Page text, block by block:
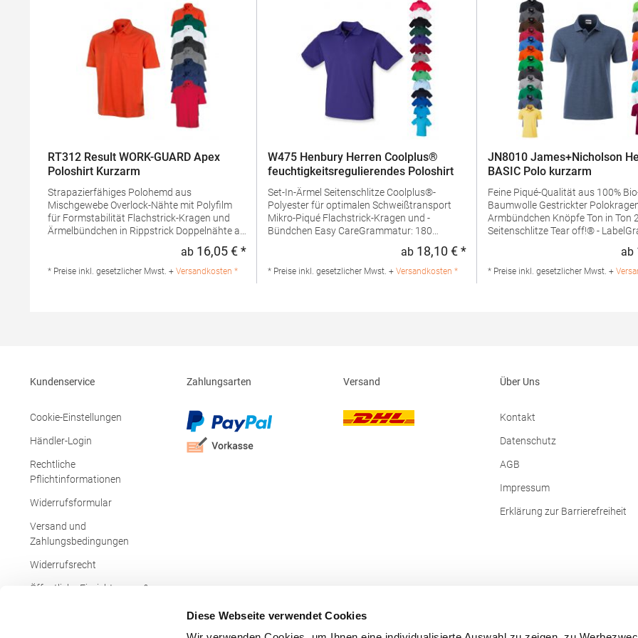
Diese Webseite verwendet Cookies
RT312 Result WORK-GUARD Apex
Poloshirt Kurzarm
Strapazierfähiges Polohemd aus
Mischgewebe Overlock-Nähte mit Polyfilm
für Formstabilität Flachstrick-Kragen und
Ärmelbündchen in Rippstrick Doppelnähte an
Kragen für die einfache
Taschenbeutel innen für einfache Veredelung
g/m²Materialzusammensetzung: 50%
Polyester / 50% BaumwolleAngaben zur
Produktsicherheit: Herst.-Nr.:
R312XHersteller: Result Clothing Ltd.
Narcisova 1 821 01 Bratislava Slowakei E-
Mail: sales@resultclothing.com
Regulärer Preis:
ab 16,05 € *
* Preise inkl. gesetzlicher Mwst. + Versandkosten *
W475 Henbury Herren Coolplus®
feuchtigkeitsregulierendes Poloshirt
Set-In-Ärmel Seitenschlitze Coolplus®-
Polyester für optimalen Schweißtransport
Mikro-Piqué Flachstrick-Kragen und -
Bündchen Easy CareGrammatur: 180
Produktsicherheit: Herst.-Nr.: H475Hersteller:
Regulärer Preis:
ab 18,10 € *
* Preise inkl. gesetzlicher Mwst. + Versandkosten *
JN8010 James+Nicholson
BASIC Polo kurzarm
Feine Piqué-Qualität aus 100%
Baumwolle Gestrickter Polokragen und
Armbündchen Knöpfe Ton in Ton 2 Knöpfe
Seitenschlitze Tear off!® - LabelGrammatur:
Produktsicherheit: Herst.-Nr.:
ab
* Preise inkl. gesetzlicher Mwst. +
Kundenservice
Cookie-Einstellungen
Händler-Login
Rechtliche
Pflichtinformationen
Widerrufsformular
Versand und
Zahlungsbedingungen
Widerrufsrecht
Öffentliche Einrichtungen &
Zahlungsarten Versand Über Uns
Kontakt
Datenschutz
AGB
Impressum
Erklärung zur Barrierefreiheit